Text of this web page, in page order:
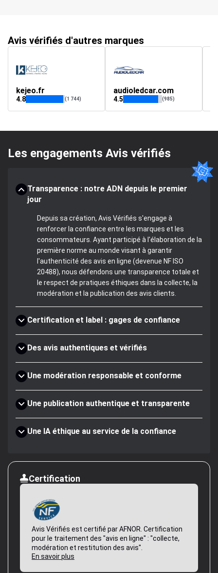
Avis vérifiés d'autres marques
kejeo.fr
4.8 (1 744)
audioledcar.com
4.5 (985)
Les engagements Avis vérifiés
Transparence : notre ADN depuis le premier
jour
Depuis sa création, Avis Vérifiés s'engage à
renforcer la confiance entre les marques et les
consommateurs. Ayant participé à l'élaboration de la
première norme au monde visant à garantir
l'authenticité des avis en ligne (devenue NF ISO
20488), nous défendons une transparence totale et
le respect de pratiques éthiques dans la collecte, la
modération et la publication des avis clients.
Certification et label : gages de confiance
Des avis authentiques et vérifiés
Une modération responsable et conforme
Une publication authentique et transparente
Une IA éthique au service de la confiance
Certification
Avis Vérifiés est certifié par AFNOR. Certification
pour le traitement des "avis en ligne" : "collecte,
modération et restitution des avis".
En savoir plus